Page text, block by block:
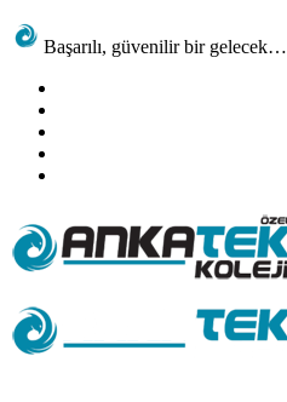
Başarılı, güvenilir bir gelecek…